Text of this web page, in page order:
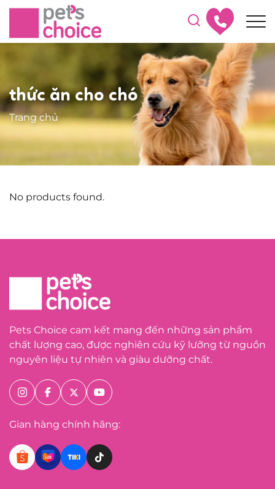
thức ăn cho chó
Trang chủ
No products found.
Pets Choice cam kết mang đến những sản phẩm
chất lượng cao, được nghiên cứu kỹ lưỡng từ nguồn
nguyên liệu tự nhiên và giàu dưỡng chất.
Gian hàng chính hãng: